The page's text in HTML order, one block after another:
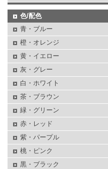
色/配色
青・ブルー
橙・オレンジ
黄・イエロー
灰・グレー
白・ホワイト
茶・ブラウン
緑・グリーン
赤・レッド
紫・パープル
桃・ピンク
黒・ブラック